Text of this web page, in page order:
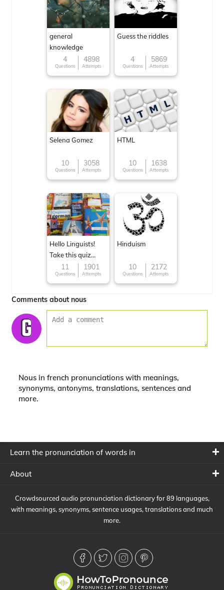
general
knowledge
4
Questions
4898
Attempts
Guess the riddles
4
Questions
5869
Attempts
Selena Gomez
10
Questions
3058
Attempts
HTML
10
Questions
1638
Attempts
Hello Linguists!
Take this quiz
now!11
Questions
1901
Attempts
Hinduism
10
Questions
2172
Attempts
Comments about nous
Nous in french pronunciations with meanings,
synonyms, antonyms, translations, sentences and
more.
Learn the pronunciation of words in
About
Crowdsourced audio pronunciation dictionary for 89 languages,
with meanings, synonyms, sentence usages, translations and much
more.